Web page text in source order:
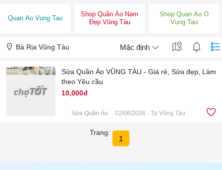
Quan Ao Vung Tau
Shop Quần Áo Nam
Đẹp Vũng Tàu
Shop Quan Ao O
Vung Tau
Bà Rịa Vũng Tàu Mặc định
Sửa Quần Áo VŨNG TÀU - Giá rẻ, Sửa đẹp, Làm
theo Yêu cầu
10,000đ
Sửa Quần Áo 02/06/2026 Tp Vũng Tàu
Trang:
1